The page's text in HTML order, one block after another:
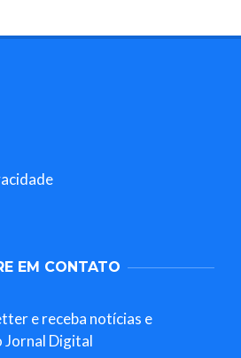
EM CONTATO
e receba notícias e
Jornal Digital